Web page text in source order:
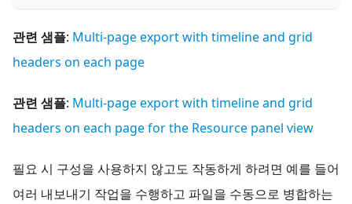
관련 샘플: Multi-page export with timeline and grid
headers on each page
관련 샘플: Multi-page export with timeline and grid
headers on each page for the Resource panel view
필요 시 구성을 사용하지 않고도 작동하게 하려면 예를 들어
여러 내보내기 작업을 수행하고 파일을 수동으로 병합하는